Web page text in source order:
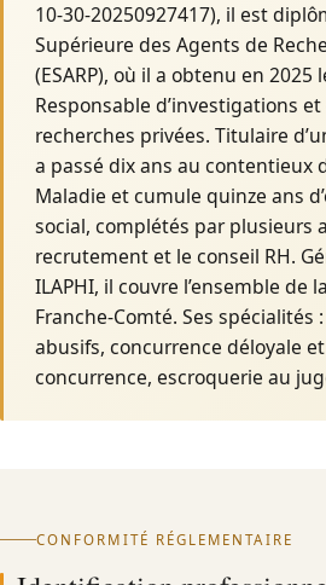
10-30-20250927417), il est
Supérieure des Agents de
(ESARP), où il a obtenu en 2025
Responsable d’investigations et
recherches privées. Titulaire
a passé dix ans au contentieux
Maladie et cumule quinze ans
social, complétés par plusieurs
recrutement et le conseil RH.
ILAPHI, il couvre l’ensemble de
Franche-Comté. Ses spécialités
abusifs, concurrence déloyale
concurrence, escroquerie au
CONFORMITÉ RÉGLEMENTAIRE